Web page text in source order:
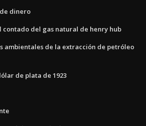
dinero
contado del gas natural de henry hub
ambientales de la extracción de petróleo
de plata de 1923